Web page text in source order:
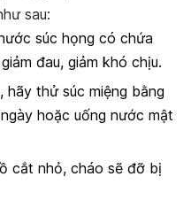
sau:
súc họng có chứa
đau, giảm khó chịu.
thử súc miệng bằng
hoặc uống nước mật
cắt nhỏ, cháo sẽ đỡ bị